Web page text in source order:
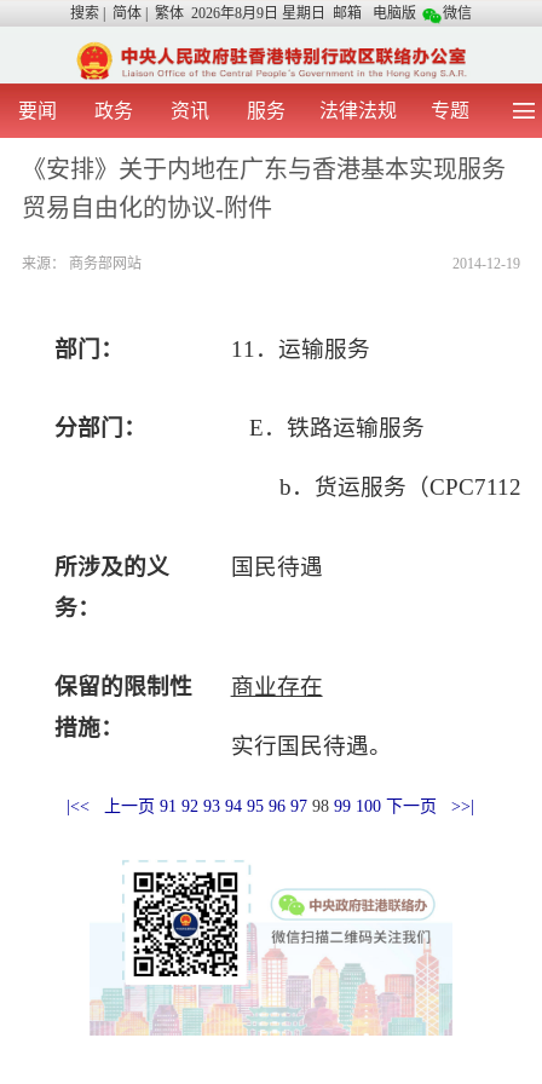
搜索 简体 繁体 2026年8月9日 星期日 邮箱 电脑版 微信
要闻 政务 资讯 服务 法律法规 专题
首 页 图 片 视 频 中央声音
我办动态 两地交流
办证指引
《安排》关于内地在广东与香港基本实现服务
贸易自由化的协议-附件
2014-12-19
来源： 商务部网站
部门： 11 ．运输服务
分部门： E．铁路运输服务
b．货运服务（CPC7112
所涉及的义
务：
国民待遇
保留的限制性
措施：
商业存在
实行国民待遇。
|<< 上一页 91 92 93 94 95 96 97 98 99 100 下一页 >>|